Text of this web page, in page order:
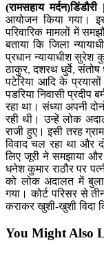
(रामसहाय मर्दन)डिंडौरी |
आयोजन किया गया।
परिवारिक मामलों में
बताया कि जिला
प्रधान न्यायाधीश सुरेश
ठाकुर, दशरथ धुर्वे, संतोष
पटेरिया आदि के
पडरिया निवासी प्रदीप
रहा था। संध्या अपनी
रही थी। उन्हें लोक
राजी हुए। इसी तरह
विवाद चल रहा था और
लिए जूरी ने समझाया
धनेश कुमार राठौर पर
को लोक अदालत में
गया। कोर्ट परिसर से
कराकर खुशी-खुशी विदा
You Might Also